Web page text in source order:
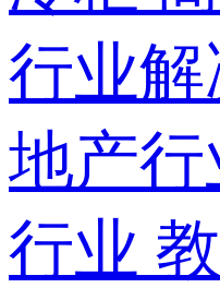
行业
地产行
行业